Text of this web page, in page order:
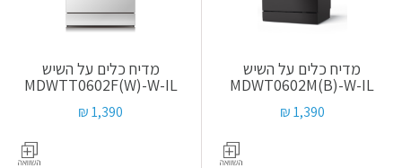
מדיח כלים על השיש
MDWT0602M(B)-W-IL
1,390 ₪
מדיח כלים על השיש
MDWTT0602F(W)-W-IL
1,390 ₪